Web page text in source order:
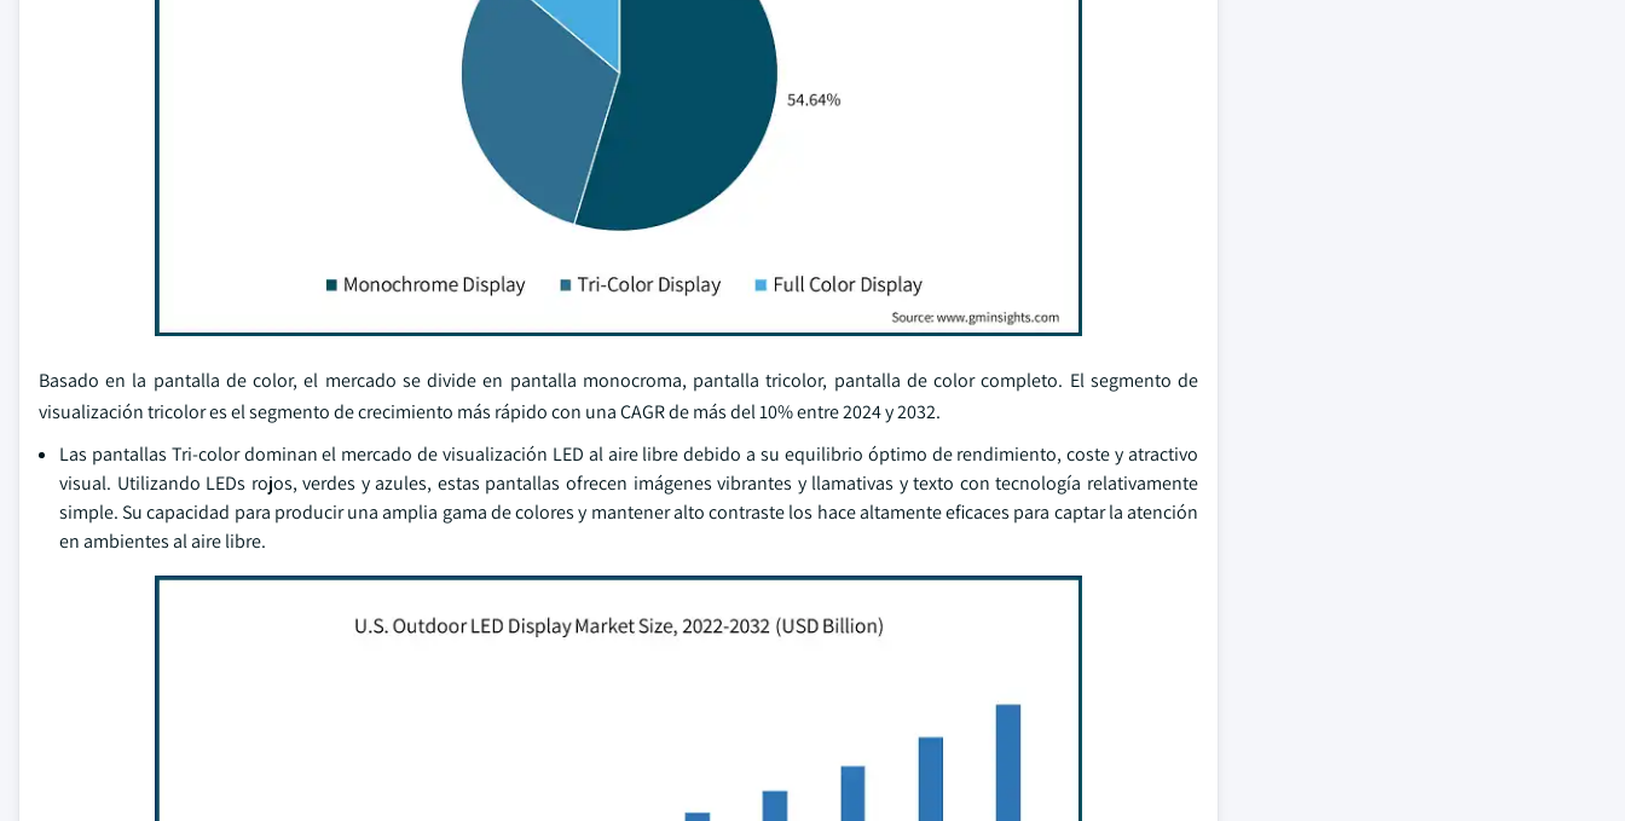
Basado en la pantalla de color, el mercado se divide en pantalla monocroma, pantalla tricolor, pantalla de color completo. El segmento de
visualización tricolor es el segmento de crecimiento más rápido con una CAGR de más del 10% entre 2024 y 2032.
Las pantallas Tri-color dominan el mercado de visualización LED al aire libre debido a su equilibrio óptimo de rendimiento, coste y atractivo
visual. Utilizando LEDs rojos, verdes y azules, estas pantallas ofrecen imágenes vibrantes y llamativas y texto con tecnología relativamente
simple. Su capacidad para producir una amplia gama de colores y mantener alto contraste los hace altamente eficaces para captar la atención
en ambientes al aire libre.